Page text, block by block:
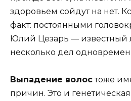
здоровьем сойдут на нет.
факт: постоянными
Юлий Цезарь — известный
несколько дел
Выпадение волостоже
причин. Это и генетическая